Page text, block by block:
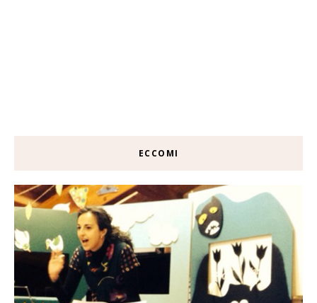
ECCOMI